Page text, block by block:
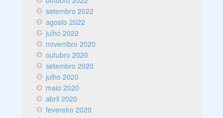
setembro 2022
agosto 2022
julho 2022
novembro 2020
outubro 2020
setembro 2020
julho 2020
maio 2020
abril 2020
fevereiro 2020